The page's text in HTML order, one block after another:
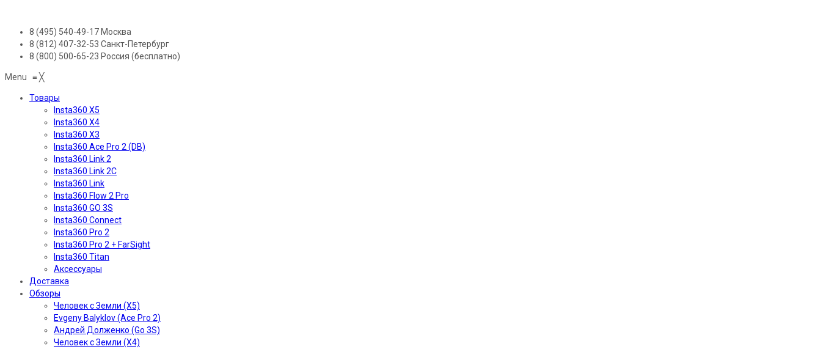
8 (495) 540-49-17 Москва
8 (812) 407-32-53 Санкт-Петербург
8 (800) 500-65-23 Россия (бесплатно)
Menu ≡╳
Товары
Insta360 X5
Insta360 X4
Insta360 X3
Insta360 Ace Pro 2 (DB)
Insta360 Link 2
Insta360 Link 2C
Insta360 Link
Insta360 Flow 2 Pro
Insta360 GO 3S
Insta360 Connect
Insta360 Pro 2
Insta360 Pro 2 + FarSight
Insta360 Titan
Аксессуары
Доставка
Обзоры
Человек с Земли (X5)
Evgeny Balyklov (Ace Pro 2)
Андрей Долженко (Go 3S)
Человек с Земли (X4)